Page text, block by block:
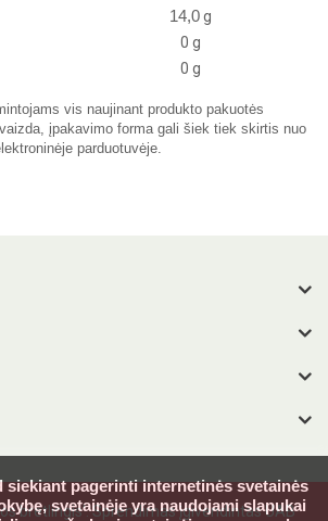
14,0g
0 g
0 g
vis naujinant produkto pakuotės
įpakavimo forma gali šiek tiek skirtis nuo
parduotuvėje.
siekiant pagerinti internetinės svetainės
svetainėje yra naudojami slapukai
bretlingis'. Sprendimas įgivendintas UAB